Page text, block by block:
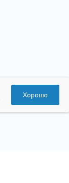
Хорошо